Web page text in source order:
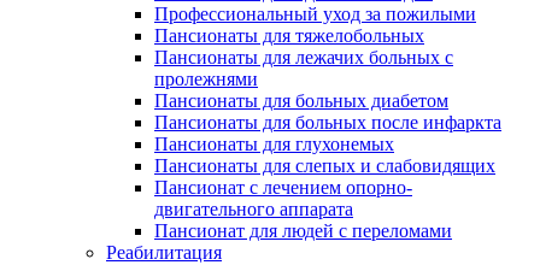
Профессиональный уход за пожилыми
Пансионаты для тяжелобольных
Пансионаты для лежачих больных с
пролежнями
Пансионаты для больных диабетом
Пансионаты для больных после инфаркта
Пансионаты для глухонемых
Пансионаты для слепых и слабовидящих
Пансионат с лечением опорно-
двигательного аппарата
Пансионат для людей с переломами
Реабилитация